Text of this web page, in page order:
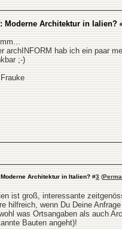
Moderne Architektur in Ialien?
archINFORM hab ich ein paar
;-)
Moderne Architektur in Italien? #3 (
ist groß, interessante
hilfreich, wenn Du Deine
was Ortsangaben als auch
Bauten angeht)!